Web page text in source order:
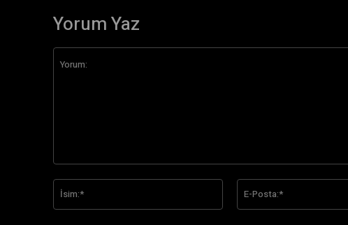
Yorum Yaz